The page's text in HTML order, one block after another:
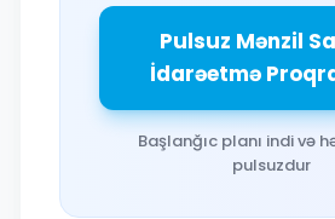
Pulsuz Mənzil
İdarəetmə
Başlanğıc planı indi və
pulsuzdur